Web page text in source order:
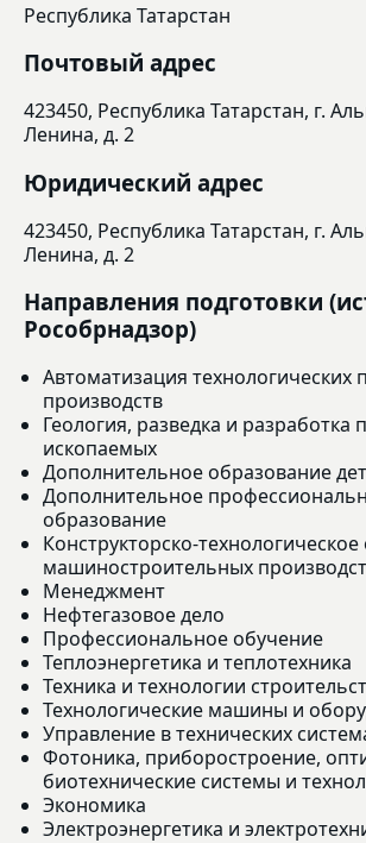
Республика Татарстан
Почтовый адрес
423450, Республика Татарстан, г.
Ленина, д. 2
Юридический адрес
423450, Республика Татарстан, г.
Ленина, д. 2
Направления подготовки
Рособрнадзор)
Автоматизация технологических
производств
Геология, разведка и разработка
ископаемых
Дополнительное образование
Дополнительное
образование
Конструкторско-
машиностроительных
Менеджмент
Нефтегазовое дело
Профессиональное обучение
Теплоэнергетика и теплотехника
Техника и технологии
Технологические машины и
Управление в технических
Фотоника, приборостроение,
биотехнические системы и
Экономика
Электроэнергетика и